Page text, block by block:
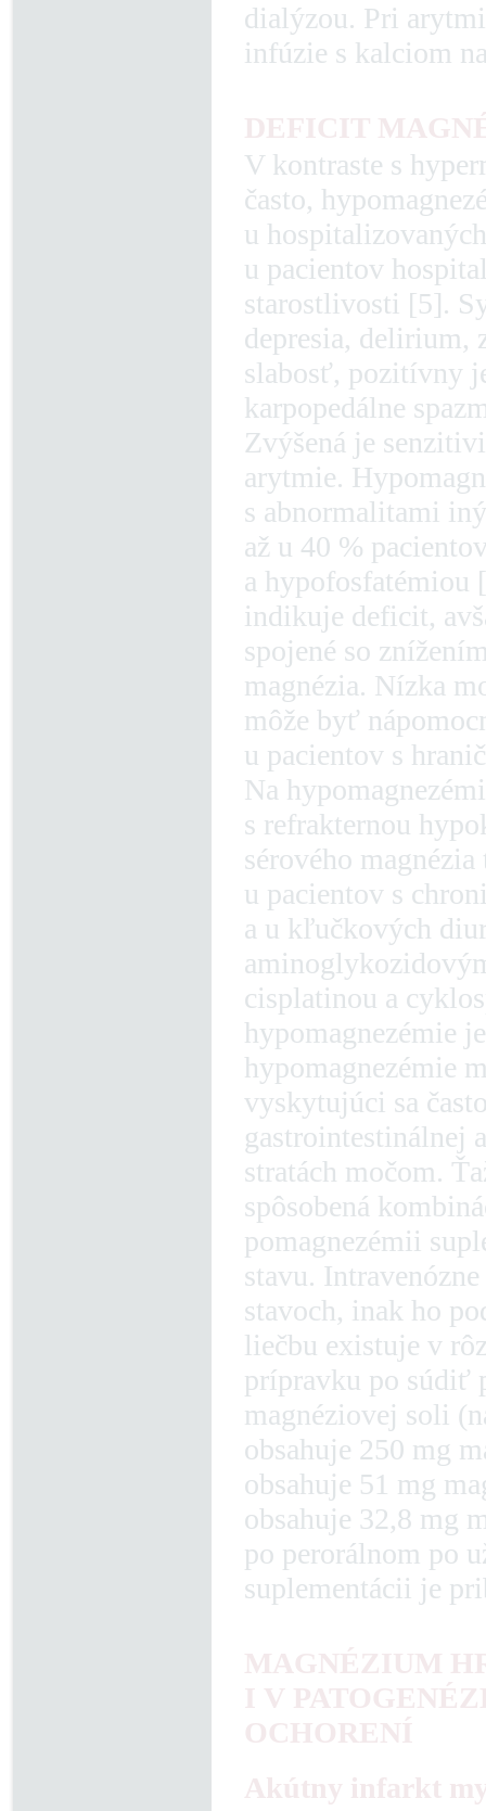
dialýzou. Pri
infúzie s kalciom
V kontraste s
často,
u
u pacientov
starostlivosti [5].
depresia, delirium,
slabosť, pozitívny
karpopedálne
Zvýšená je
arytmie.
s abnormalitami
až u 40 %
a hypofosfatémiou
indikuje deficit,
spojené so
magnézia. Nízka
môže byť
u pacientov s
Na
s refrakternou
sérového
u pacientov s
a u kľučkových
cisplatinou a
hypomagnezémie
hypomagnezémie
vyskytujúci sa
gastrointestinálnej
stratách močom.
spôsobená
pomagnezémii
stavu.
stavoch, inak ho
liečbu existuje v
prípravku po súdiť
magnéziovej soli
obsahuje 250 mg
obsahuje 51 mg
obsahuje 32,8 mg
po perorálnom po
suplementácii je